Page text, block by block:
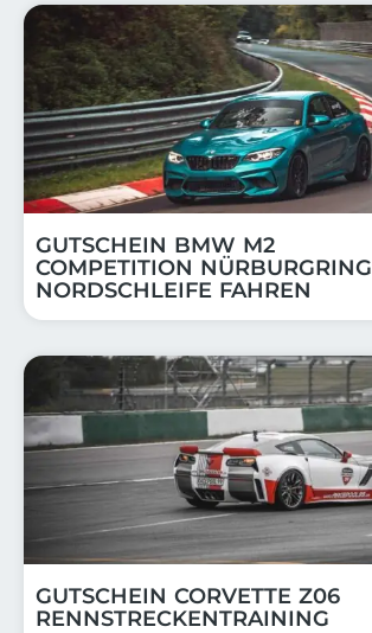
GUTSCHEIN BMW M2
COMPETITION NÜRBURGRING
NORDSCHLEIFE FAHREN
GUTSCHEIN CORVETTE Z06
RENNSTRECKENTRAINING